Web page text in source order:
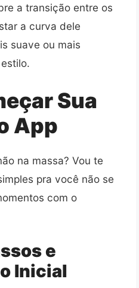
a transição entre os
a curva dele
suave ou mais
Sua
App
na massa? Vou te
pra você não se
com o
e
Inicial